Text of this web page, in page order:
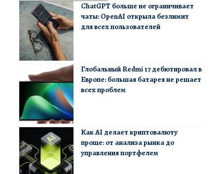
ChatGPT больше не ограничивает
чаты: OpenAI открыла безлимит
для всех пользователей
Глобальный Redmi 17 дебютировал в
Европе: большая батарея не решает
всех проблем
Как AI делает криптовалюту
проще: от анализа рынка до
управления портфелем